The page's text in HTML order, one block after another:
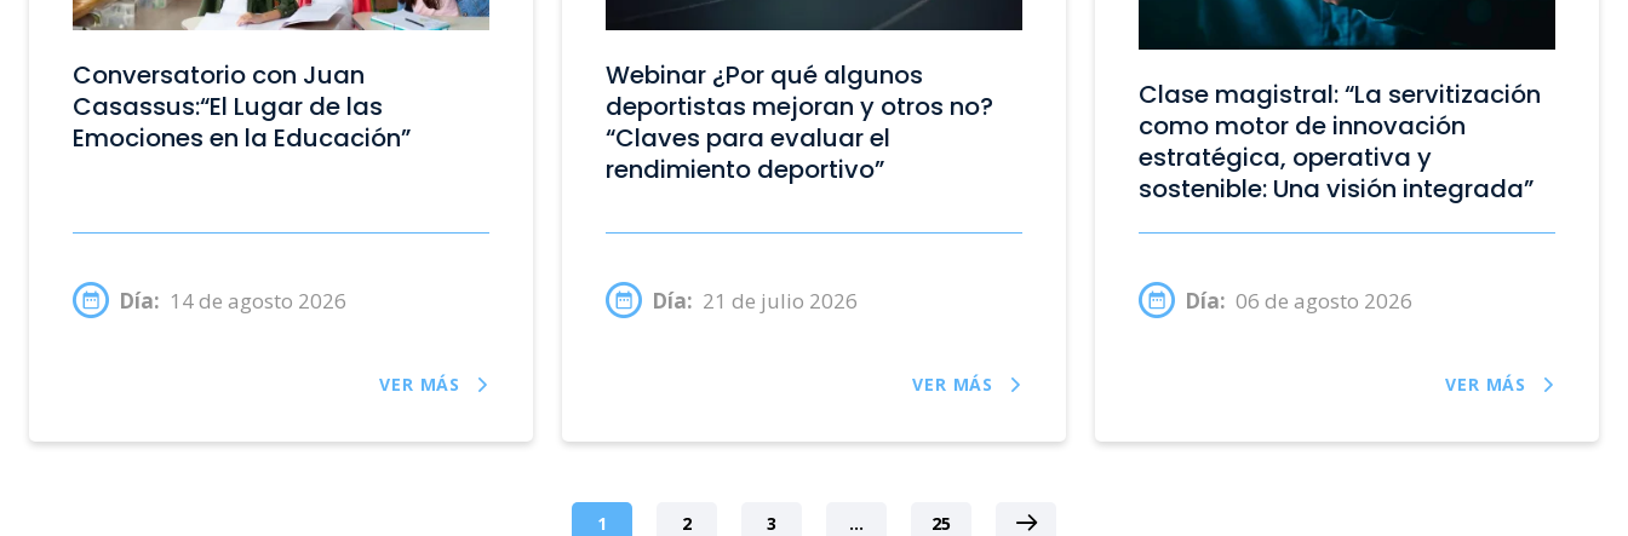
Conversatorio con Juan
Casassus:“El Lugar de las
Emociones en la Educación”
Día: 14 de agosto 2026
VER MÁS
Webinar ¿Por qué algunos
deportistas mejoran y otros no?
“Claves para evaluar el
rendimiento deportivo”
Día: 21 de julio 2026
VER MÁS
Clase magistral: “La servitización
como motor de innovación
estratégica, operativa y
sostenible: Una visión integrada”
Día: 06 de agosto 2026
VER MÁS
1 2 3 … 25